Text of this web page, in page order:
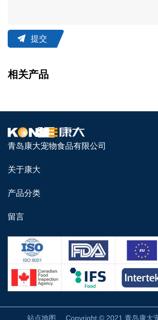
提交
相关产品
青岛康大宠物食品有限公司
关于康大
产品分类
留言
站点地图 Copyright © 2021 青岛康大